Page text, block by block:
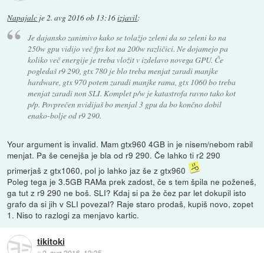
Napajalc je2. avg 2016 ob 13:16izjavil:
Je dajansko zanimivo kako se tolažjo zeleni da so zeleni ko na
250w gpu vidijo več fps kot na 200w različici. Ne dojamejo pa
koliko več energije je treba vložit v izdelavo novega GPU. Če
pogledaš r9 290, gtx 780 je blo treba menjat zaradi manjke
hardware, gtx 970 potem zaradi manjke rama, gtx 1060 bo treba
menjat zaradi non SLI. Komplet p/w je katastrofa ravno tako kot
p/p. Povprečen nvidijaš bo menjal 3 gpu da bo končno dobil
enako-bolje od r9 290.
Your argument is invalid. Mam gtx960 4GB in je nisem/nebom rabil
menjat. Pa še cenejša je bla od r9 290. Če lahko ti r2 290
primerjaš z gtx1060, pol jo lahko jaz še z gtx960
Poleg tega je 3.5GB RAMa prek zadost, če s tem špila ne poženeš,
ga tut z r9 290 ne boš. SLI? Kdaj si pa že čez par let dokupil isto
grafo da si jih v SLI povezal? Raje staro prodaš, kupiš novo, zopet
1. Niso to razlogi za menjavo kartic.
tikitoki